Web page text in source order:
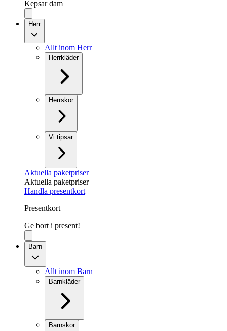
Kepsar dam
Herr
Allt inom Herr
Herrkläder
Herrskor
Vi tipsar
Aktuella paketpriser
Aktuella paketpriser
Handla presentkort
Presentkort
Ge bort i present!
Barn
Allt inom Barn
Barnkläder
Barnskor